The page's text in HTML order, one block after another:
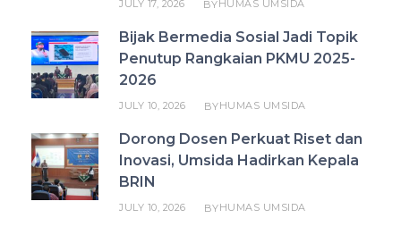
JULY 17, 2026 BYHUMAS UMSIDA
Bijak Bermedia Sosial Jadi Topik
Penutup Rangkaian PKMU 2025-
2026
JULY 10, 2026 BYHUMAS UMSIDA
Dorong Dosen Perkuat Riset dan
Inovasi, Umsida Hadirkan Kepala
BRIN
JULY 10, 2026 BYHUMAS UMSIDA